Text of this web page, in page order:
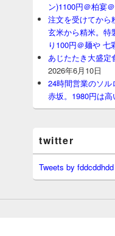
ン)1100円＠柏宴
注文を受けてから
玄米から精米。特
り100円＠麺や 七
あじたたき大盛定
2026年6月10日
24時間営業のソ
赤坂。1980円は高
twitter
Tweets by fddcddhdd